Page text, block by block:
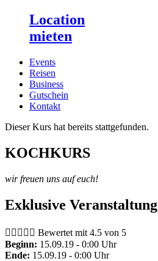
Location
mieten
Events
Reisen
Business
Gutschein
Kontakt
Dieser Kurs hat bereits stattgefunden.
KOCHKURS
wir freuen uns auf euch!
Exklusive Veranstaltung
     Bewertet mit 4.5 von 5
Beginn: 15.09.19 - 0:00 Uhr
Ende: 15.09.19 - 0:00 Uhr